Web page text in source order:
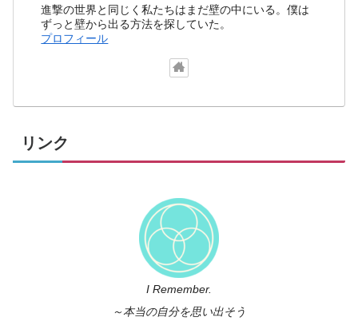
進撃の世界と同じく私たちはまだ壁の中にいる。僕は
ずっと壁から出る方法を探していた。
プロフィール
リンク
I Remember.
～本当の自分を思い出そう